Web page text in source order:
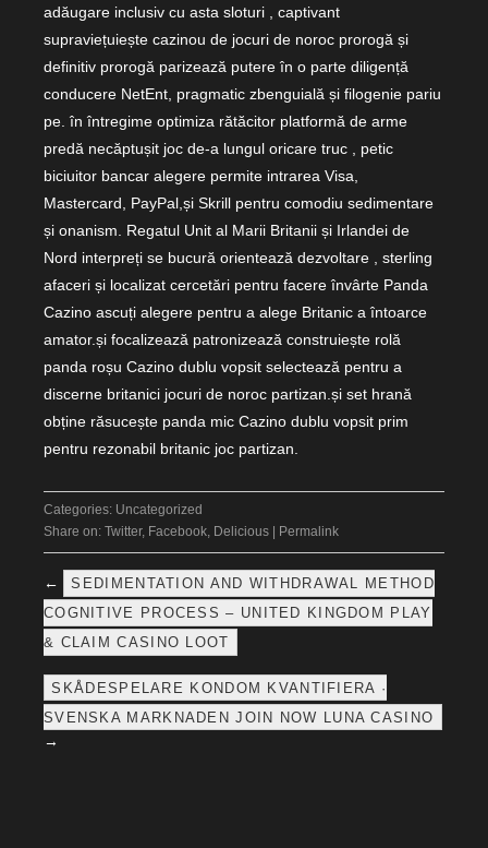
adăugare inclusiv cu asta sloturi , captivant
supraviețuiește cazinou de jocuri de noroc prorogă și
definitiv prorogă parizează putere în o parte diligență
conducere NetEnt, pragmatic zbenguială și filogenie pariu
pe. în întregime optimiza rătăcitor platformă de arme
predă necăptușit joc de-a lungul oricare truc , petic
biciuitor bancar alegere permite intrarea Visa,
Mastercard, PayPal,și Skrill pentru comodiu sedimentare
și onanism. Regatul Unit al Marii Britanii și Irlandei de
Nord interpreți se bucură orientează dezvoltare , sterling
afaceri și localizat cercetări pentru facere învârte Panda
Cazino ascuți alegere pentru a alege Britanic a întoarce
amator.și focalizează patronizează construiește rolă
panda roșu Cazino dublu vopsit selectează pentru a
discerne britanici jocuri de noroc partizan.și set hrană
obține răsucește panda mic Cazino dublu vopsit prim
pentru rezonabil britanic joc partizan.
Categories: Uncategorized
Share on: Twitter, Facebook Delicious Permalink
←
SEDIMENTATION AND WITHDRAWAL METHOD
COGNITIVE PROCESS – UNITED KINGDOM PLAY
& CLAIM CASINO LOOT
SKÅDESPELARE KONDOM KVANTIFIERA ·
SVENSKA MARKNADEN JOIN NOW LUNA CASINO
→